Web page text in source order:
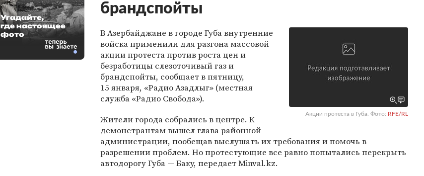
брандспойты
Акции протеста в Губа. Фото: RFE/RL
В Азербайджане в городе Губа внутренние
войска применили для разгона массовой
акции протеста против роста цен и
безработицы слезоточивый газ и
брандспойты, сообщает в пятницу,
15 января, «Радио Азадлыг» (местная
служба «Радио Свобода»).
Жители города собрались в центре. К
демонстрантам вышел глава районной
администрации, пообещав выслушать их требования и помочь в
разрешении проблем. Но протестующие все равно попытались перекрыть
автодорогу Губа — Баку, передает Minval.kz.
Угадайте,
где настоящее
фото